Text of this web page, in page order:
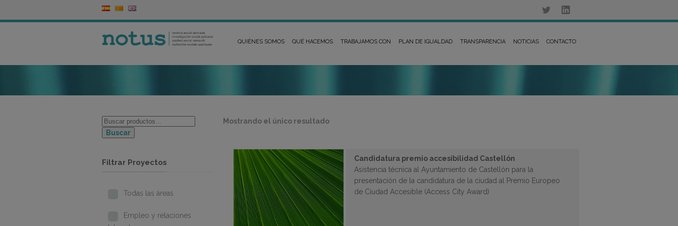
QUIÉNES SOMOS QUÉ HACEMOS TRABAJAMOS CON PLAN DE IGUALDAD TRANSPARENCIA NOTICIAS CONTACTO
Mostrando el único resultado
Candidatura premio accesibilidad Castellón
Asistencia técnica al Ayuntamiento de Castellón para la
presentación de la candidatura de la ciudad al Premio Europeo
de Ciudad Accesible (Access City Award)
Buscar
Filtrar Proyectos
Todas las áreas
Empleo y relaciones